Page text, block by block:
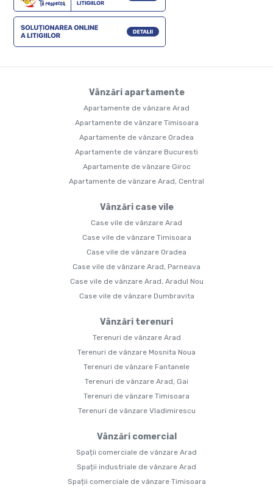
Vânzări apartamente
Apartamente de vânzare Arad
Apartamente de vânzare Timisoara
Apartamente de vânzare Oradea
Apartamente de vânzare Bucuresti
Apartamente de vânzare Giroc
Apartamente de vânzare Arad, Central
Vânzări case vile
Case vile de vânzare Arad
Case vile de vânzare Timisoara
Case vile de vânzare Oradea
Case vile de vânzare Arad, Parneava
Case vile de vânzare Arad, Aradul Nou
Case vile de vânzare Dumbravita
Vânzări terenuri
Terenuri de vânzare Arad
Terenuri de vânzare Mosnita Noua
Terenuri de vânzare Fantanele
Terenuri de vânzare Arad, Gai
Terenuri de vânzare Timisoara
Terenuri de vânzare Vladimirescu
Vânzări comercial
Spații comerciale de vânzare Arad
Spații industriale de vânzare Arad
Spații comerciale de vânzare Timisoara